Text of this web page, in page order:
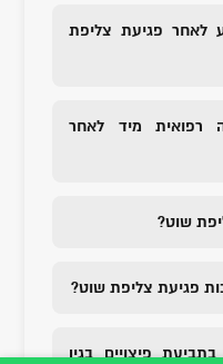
לאחר פגיעת צליפת
רפואית מיד לאחר
שוט?
פגיעת צליפת שוט?
פיצויים בגין